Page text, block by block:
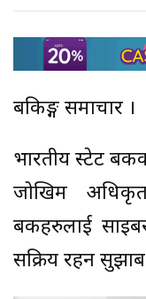
बैंकिङ्ग समाचार ।
भारतीय स्टेट
जोखिम
बैंकहरुलाई
सक्रिय रहन